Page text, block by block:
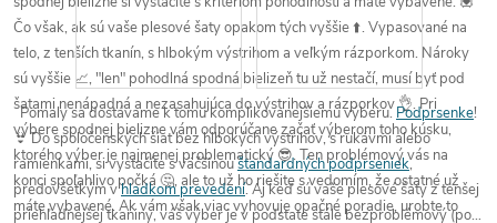
Čo však, ak sú vaše plesové šaty opakom tých vyššie ⬆️. Vypasované na
telo, z tenších tkanín, s hlbokým výstrihom a veľkým rázporkom. Nároky
sú vyššie 📈, "len" pohodlná spodná bielizeň tu už nestačí, musí byť pod
šataminenápadná a nezasahujúca do výstrihov a rázporkov 👌. Pri
výbere spodnej bielizne vám odporúčanezačať výberom toho kúsku,
ktorého výber je najmenej problematický 😎. Ten problémový vás na
konci spoľahlivo počká 🤔, ale to už ho riešite s vedomím, že ostatné už
máte vybavené. Ak vám však viac vyhovuje opačné poradie, urobte to
Pomaly sa dostávamek tomu komplikovanejšiemuvýberu. Podprsenke!
👙 Do spoločenských šiatbez hlbokých výstrihov,s rukávmialebo
ramienkami, si vystačíte s väčšinouštandardných podprseniek,
predovšetkým vhladkom prevedení. Aj keď sú vaše plesové šatyz tenšej
priehľadnejšej tkaniny, váš výber je v podstatestále bezproblémový(po